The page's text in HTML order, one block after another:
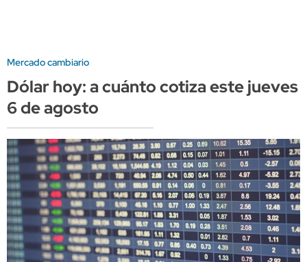
Mercado cambiario
Dólar hoy: a cuánto cotiza este jueves
6 de agosto